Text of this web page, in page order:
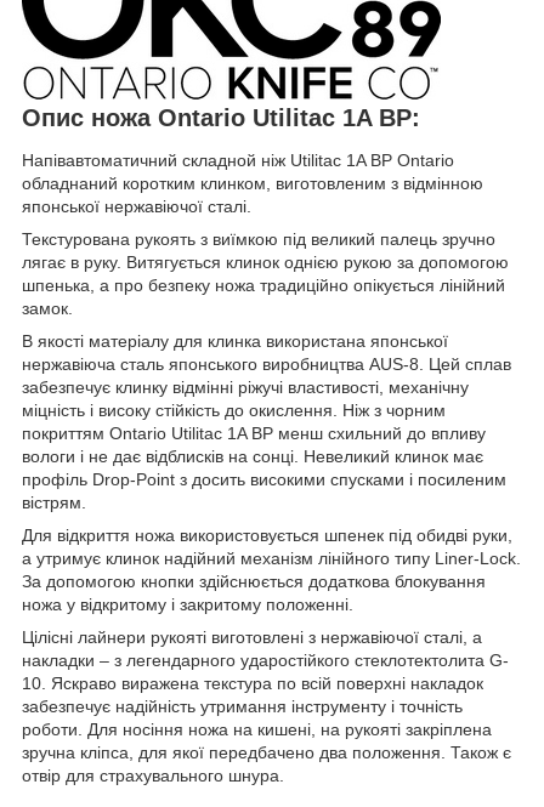
Опис ножа Ontario Utilitac 1A BP:
Напівавтоматичний складной ніж Utilitac 1A BP Ontario
обладнаний коротким клинком, виготовленим з відмінною
японської нержавіючої сталі.
Текстурована рукоять з виїмкою під великий палець зручно
лягає в руку. Витягується клинок однією рукою за допомогою
шпенька, а про безпеку ножа традиційно опікується лінійний
замок.
В якості матеріалу для клинка використана японської
нержавіюча сталь японського виробництва AUS-8. Цей сплав
забезпечує клинку відмінні ріжучі властивості, механічну
міцність і високу стійкість до окислення. Ніж з чорним
покриттям Ontario Utilitac 1A BP менш схильний до впливу
вологи і не дає відблисків на сонці. Невеликий клинок має
профіль Drop-Point з досить високими спусками і посиленим
вістрям.
Для відкриття ножа використовується шпенек під обидві руки,
а утримує клинок надійний механізм лінійного типу Liner-Lock.
За допомогою кнопки здійснюється додаткова блокування
ножа у відкритому і закритому положенні.
Цілісні лайнери рукояті виготовлені з нержавіючої сталі, а
накладки – з легендарного ударостійкого стеклотектолита G-
10. Яскраво виражена текстура по всій поверхні накладок
забезпечує надійність утримання інструменту і точність
роботи. Для носіння ножа на кишені, на рукояті закріплена
зручна кліпса, для якої передбачено два положення. Також є
отвір для страхувального шнура.